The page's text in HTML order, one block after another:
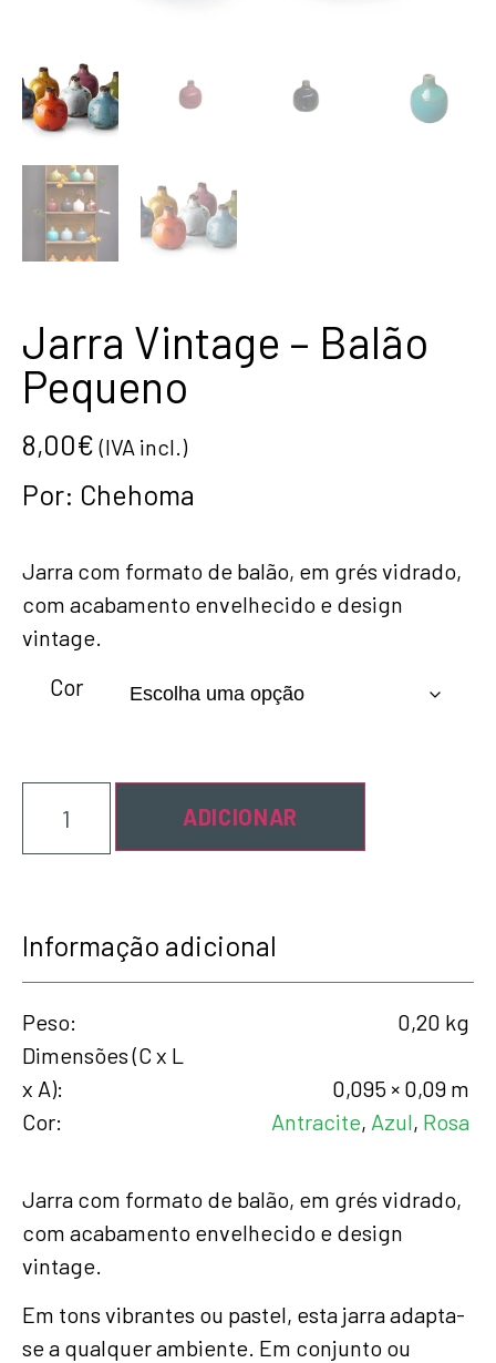
Jarra Vintage – Balão
Pequeno
8,00€ (IVA incl.)
Por: Chehoma
Jarra com formato de balão, em grés vidrado,
com acabamento envelhecido e design
vintage.
Cor
ADICIONAR
Informação adicional
Peso
0,20 kg
Dimensões (C x L
x A)
0,095 × 0,09 m
Cor
Antracite, Azul, Rosa
Jarra com formato de balão, em grés vidrado,
com acabamento envelhecido e design
vintage.
Em tons vibrantes ou pastel, esta jarra adapta-
se a qualquer ambiente. Em conjunto ou